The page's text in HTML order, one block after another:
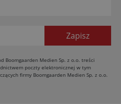
stan plantacji
rozsiewacz
Boomgaarden Medien Sp. z o.o. treści
poczty elektronicznej w tym
firmy Boomgaarden Medien Sp. z o.o.